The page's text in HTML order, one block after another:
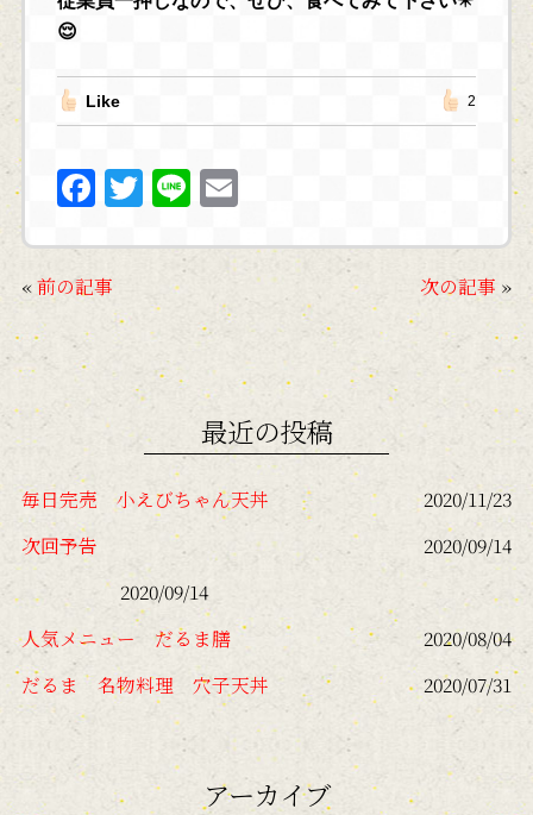
😌
Like 2
F
e
b
o
o
T
er
Li
ai
l
«前の記事 次の記事 »
最近の投稿
毎日完売 小えびちゃん天丼
2020/11/23
次回予告
2020/09/14
2020/09/14
人気メニュー だるま膳
2020/08/04
だるま 名物料理 穴子天丼
2020/07/31
アーカイブ